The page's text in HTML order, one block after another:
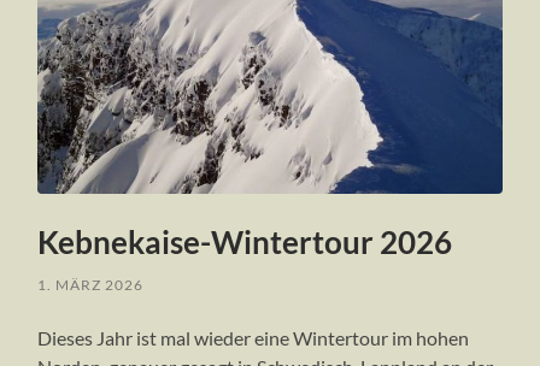
Kebnekaise-Wintertour 2026
1. MÄRZ 2026
Dieses Jahr ist mal wieder eine Wintertour im hohen